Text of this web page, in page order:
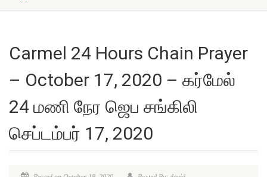
Carmel 24 Hours Chain Prayer
– October 17, 2020 – கர்மேல்
24 மணி நேர ஜெப சங்கிலி
செப்டம்பர் 17, 2020